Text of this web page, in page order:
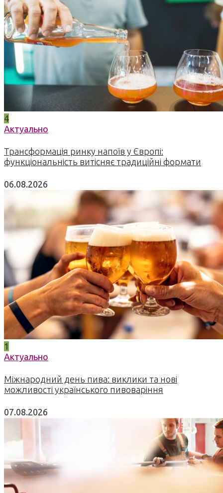
4
Актуально
Трансформація ринку напоїв у Європі:
функціональність витісняє традиційні формати
06.08.2026
1
Актуально
Міжнародний день пива: виклики та нові
можливості українського пивоваріння
07.08.2026